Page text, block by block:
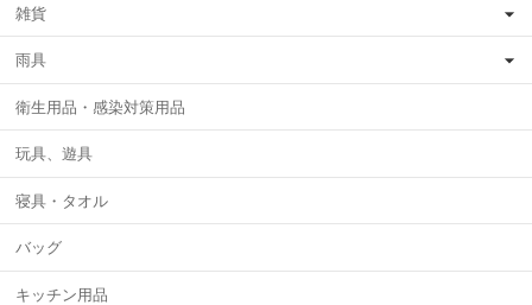
雑貨
雨具
衛生用品・感染対策用品
玩具、遊具
寝具・タオル
バッグ
キッチン用品